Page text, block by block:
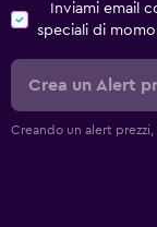
Inviami email
speciali di
Crea un Alert
Creando un alert